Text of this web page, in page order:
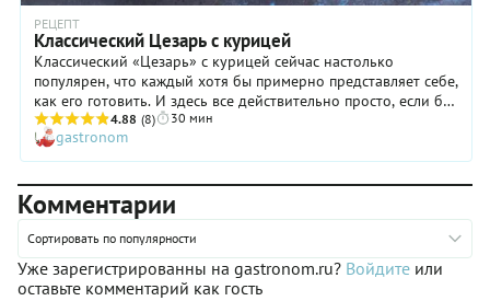
РЕЦЕПТ
Классический Цезарь с курицей
Классический «Цезарь» с курицей сейчас настолько
популярен, что каждый хотя бы примерно представляет себе,
как его готовить. И здесь все действительно просто, если бы
не главная «фишка» блюда — оригинальная заправка.
Конечно, можно обойтись банальным магазинным
майонезом, но с ним салат сразу потеряет свое «лицо».
Поэтому мы бы очень советовали проверить в деле наш
рецепт соуса. Именно он идеально сочетается с хрустящими
листочками салата романо, самодельными чесночными
сухариками, а также с нежным куриным филе, сваренным на
пару. Поверьте: такой «Цезарь» ваши близкие и гости дома
будут еще долго вспоминать с искренним восхищением!
4.88 (8) 30 мин
gastronom
Комментарии
Сортировать по популярности
Уже зарегистрированны на gastronom.ru? Войдите или
оставьте комментарий как гость